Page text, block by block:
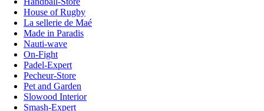
House of Rugby
La sellerie de Maé
Made in Paradis
Nauti-wave
On-Fight
Padel-Expert
Pecheur-Store
Pet and Garden
Slowood Interior
Smash-Expert